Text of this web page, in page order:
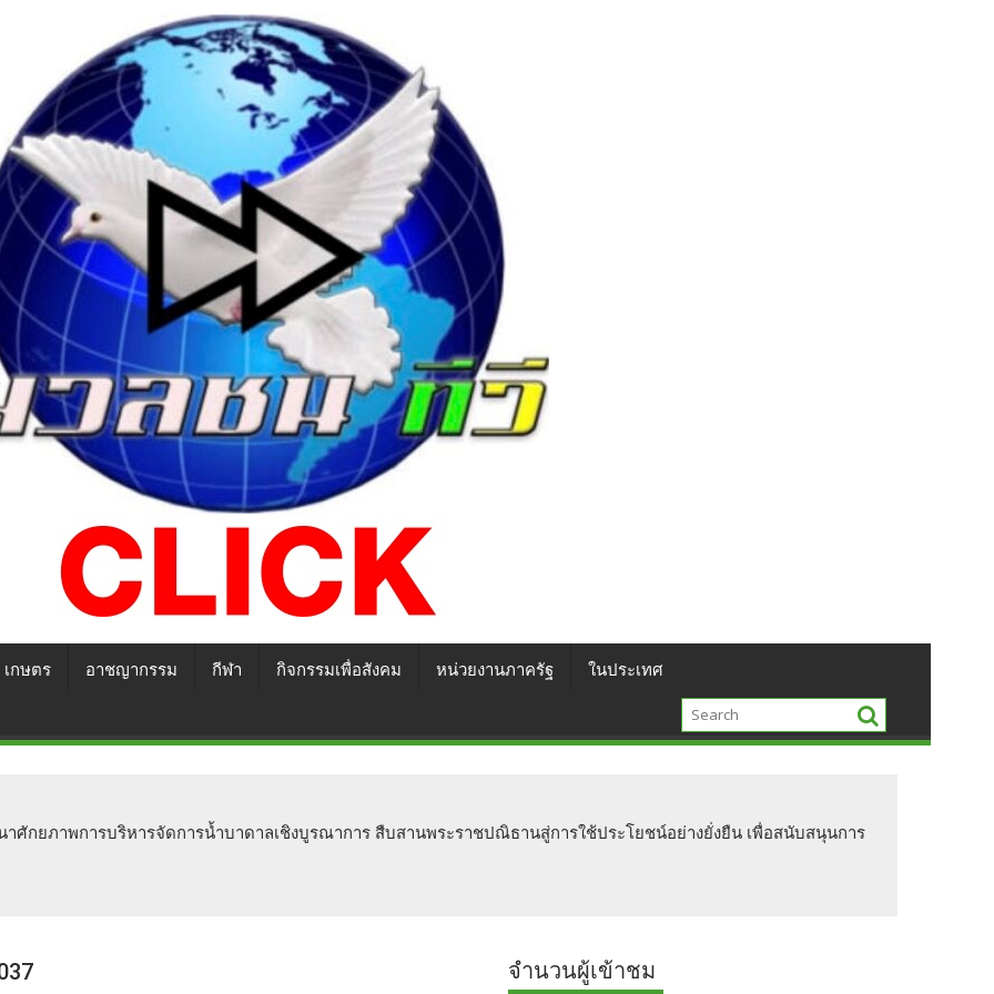
เกษตร อาชญากรรม กีฬา กิจกรรมเพื่อสังคม หน่วยงานภาครัฐ ในประเทศ
ศักยภาพการบริหารจัดการน้ำบาดาลเชิงบูรณาการ สืบสานพระราชปณิธานสู่การใช้ประโยชน์อย่างยั่งยืน เพื่อสนับสนุนการ
จำนวนผู้เข้าชม